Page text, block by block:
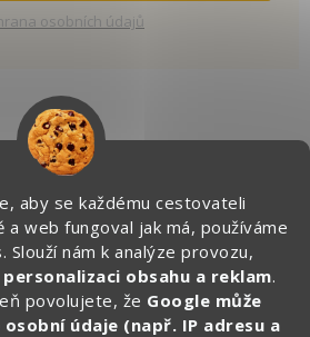
aby se každému cestovateli
a web fungoval jak má, používáme
Slouží nám k analýze provozu,
personalizaci obsahu a reklam.
povolujete, že Google může
údaje (např. IP adresu a
osobních údajů
PÁ, 9:00 – 17:00)